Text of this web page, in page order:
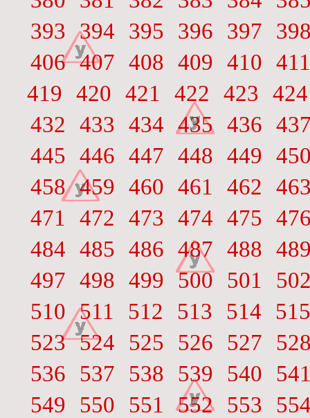
393 394 395 396 397
406 407 408 409 410 411
419 420 421 422 423 424
432
433 434 435 436
445 446 447 448 449
458 459 460 461 462
471
472 473 474 475
484 485 486 487 488
497 498 499 500 501
510 511 512 513 514
515
523 524 525 526 527
536
537 538 539 540
549
550 551 552 553